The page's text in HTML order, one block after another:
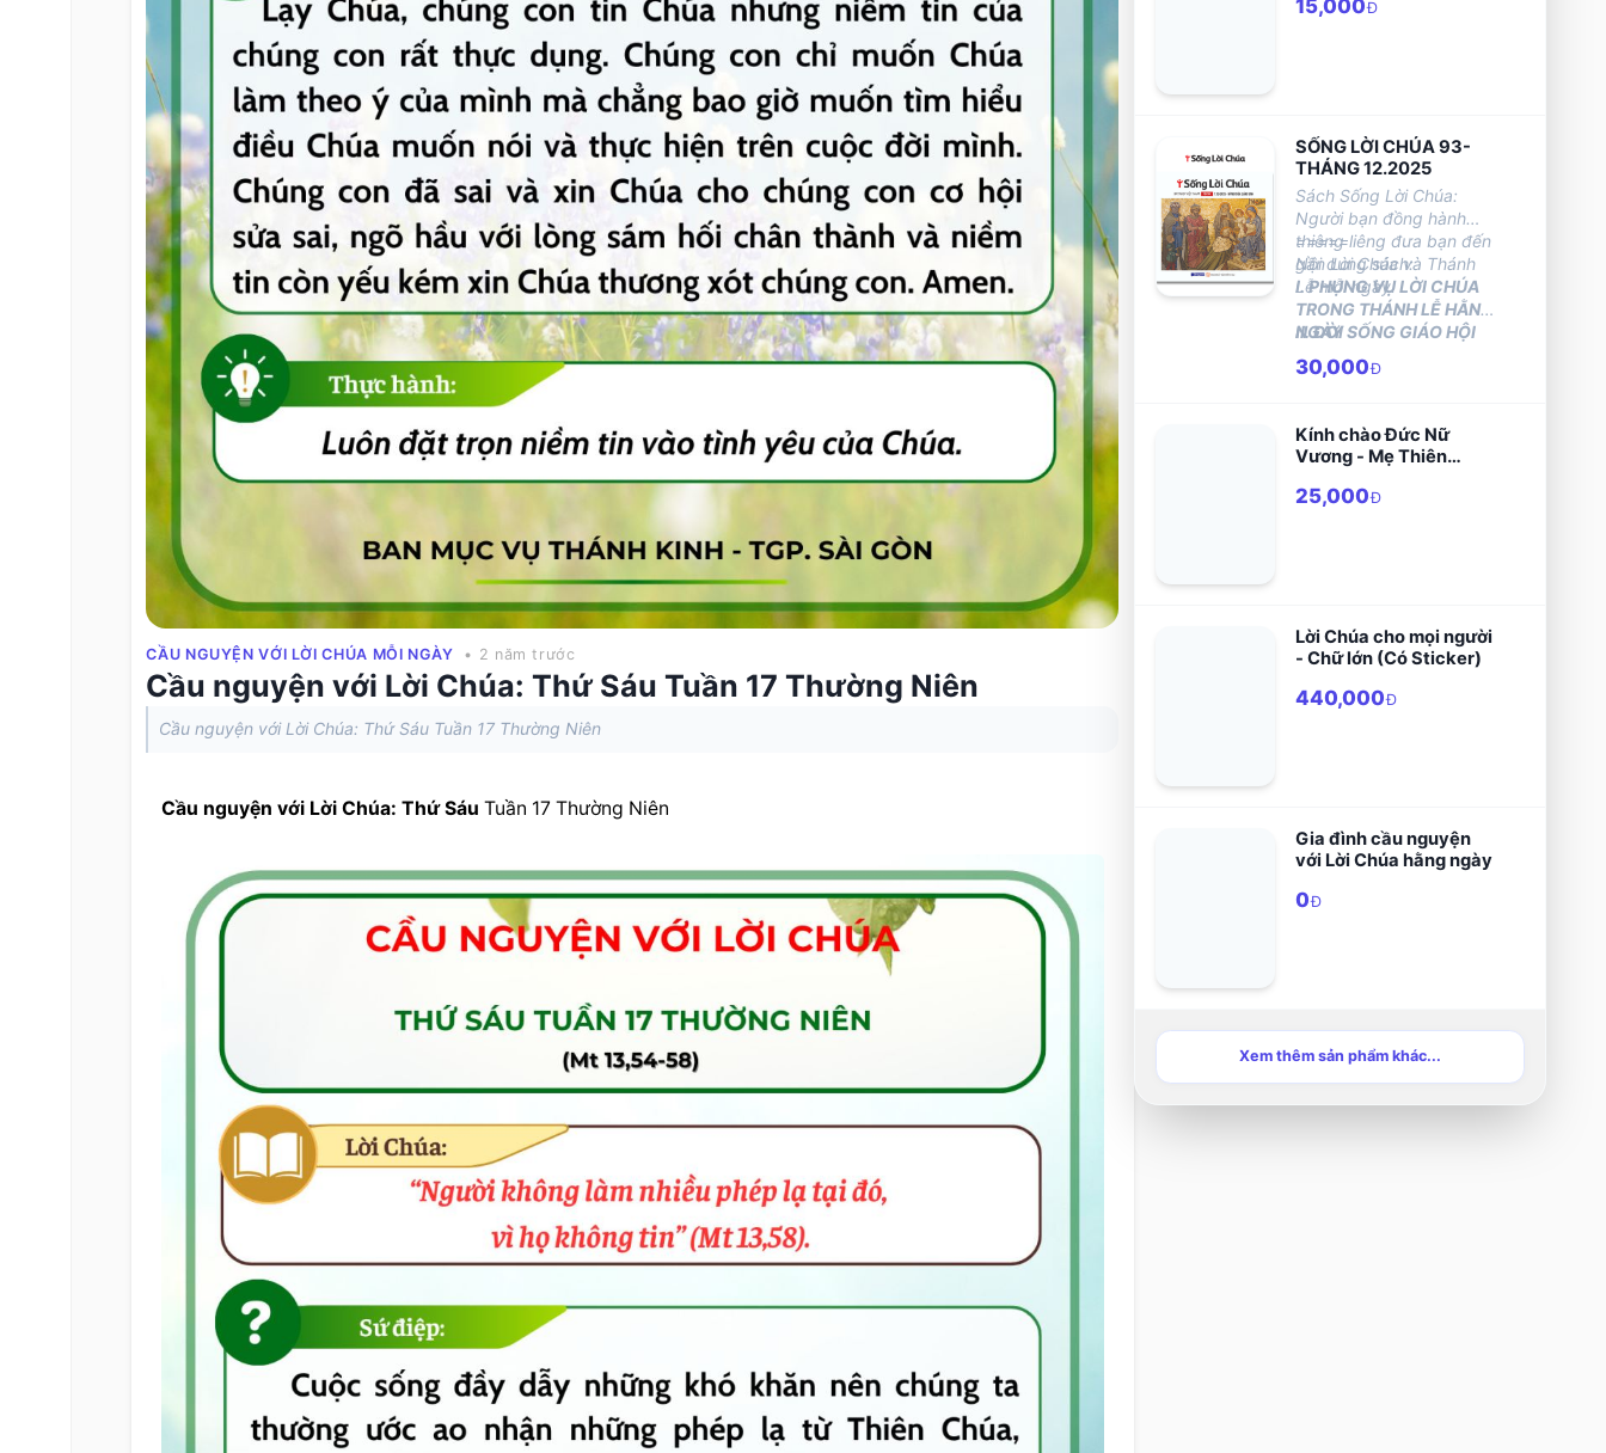
CẦU NGUYỆN VỚI LỜI CHÚA MỖI NGÀY • 2 năm trước
Cầu nguyện với Lời Chúa: Thứ Sáu Tuần 17 Thường Niên
Cầu nguyện với Lời Chúa: Thứ Sáu Tuần 17 Thường Niên
Cầu nguyện với Lời Chúa: Thứ Sáu Tuần 17 Thường Niên
15,000Đ
SỐNG LỜI CHÚA 93-
THÁNG 12.2025
Sách Sống Lời Chúa:
Người bạn đồng hành
thiêng liêng đưa bạn đến
gần Lời Chúa và Thánh
Lễ mỗi ngày.
=====
Nội dung sách:
I. PHỤNG VỤ LỜI CHÚA
TRONG THÁNH LỄ HẰNG
NGÀY
II. ĐỜI SỐNG GIÁO HỘI
30,000Đ
Kính chào Đức Nữ
Vương - Mẹ Thiên
Thiên Chúa
25,000Đ
Lời Chúa cho mọi người
- Chữ lớn (Có Sticker)
440,000Đ
Gia đình cầu nguyện
với Lời Chúa hằng ngày
0Đ
Xem thêm sản phẩm khác...